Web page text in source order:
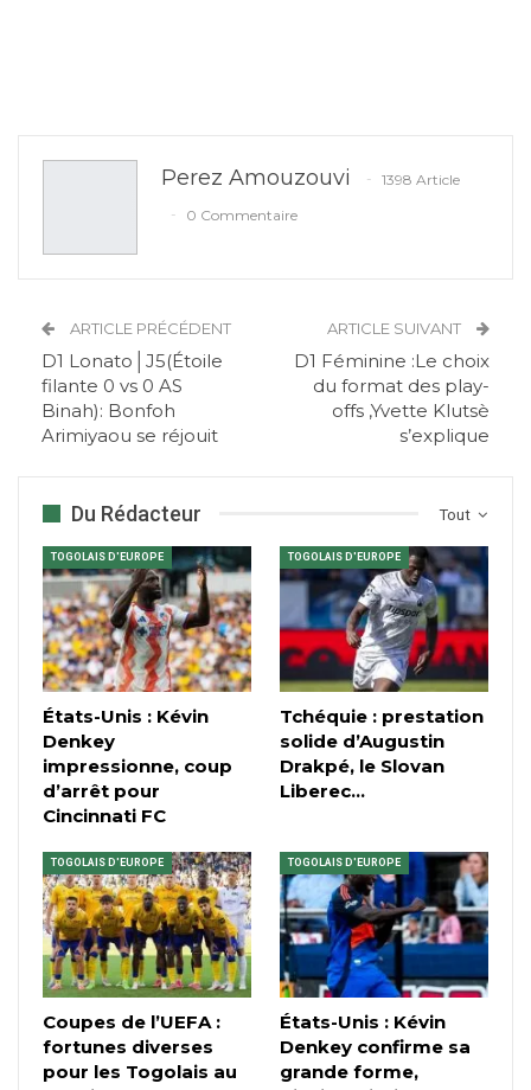
Perez Amouzouvi
1398 Article
0 Commentaire
ARTICLE PRÉCÉDENT
D1 Lonato│J5(Étoile
filante 0 vs 0 AS
Binah): Bonfoh
Arimiyaou se réjouit
ARTICLE SUIVANT
D1 Féminine :Le choix
du format des play-
offs ,Yvette Klutsè
s’explique
Tout
Du Rédacteur
TOGOLAIS D'EUROPE
États-Unis : Kévin
Denkey
impressionne, coup
d’arrêt pour
Cincinnati FC
TOGOLAIS D'EUROPE
Tchéquie : prestation
solide d’Augustin
Drakpé, le Slovan
Liberec…
TOGOLAIS D'EUROPE
Coupes de l’UEFA :
fortunes diverses
pour les Togolais au
TOGOLAIS D'EUROPE
États-Unis : Kévin
Denkey confirme sa
grande forme,